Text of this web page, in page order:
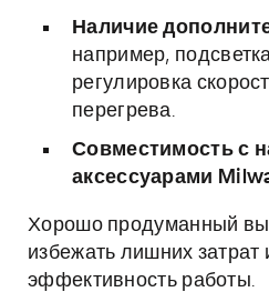
Наличие
например,
регулировка
перегрева.
Совместимость с
аксессуарами
Хорошо продуманный
избежать лишних затрат
эффективность работы.